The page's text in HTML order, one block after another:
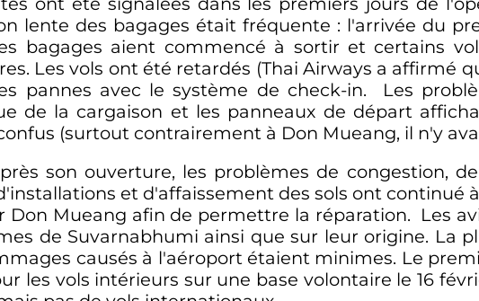
lente des bagages était fréquente : l'arrivée du
bagages aient commencé à sortir et certains
Les vols ont été retardés (Thai Airways a affirmé
pannes avec le système de check-in. Les
de la cargaison et les panneaux de départ
(surtout contrairement à Don Mueang, il n'y
son ouverture, les problèmes de congestion,
et d'affaissement des sols ont continué
Don Mueang afin de permettre la réparation. Les
de Suvarnabhumi ainsi que sur leur origine. La
causés à l'aéroport étaient minimes. Le
les vols intérieurs sur une base volontaire le 16